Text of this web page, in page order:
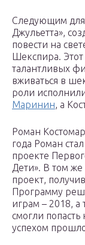
Следующим для
Джульетта»,
повести на
Шекспира.
талантливых
вживаться в
роли
Маринин, а
Роман
года Роман
проекте
Дети». В том
проект,
Программу
играм – 2018, а
смогли
успехом